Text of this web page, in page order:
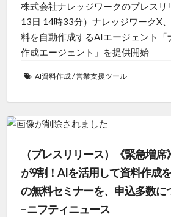
株式会社ナレッジワークのプレス
13日 14時33分）ナレッジワークX
料を自動作成するAIエージェント「
作成エージェント」を提供開始
AI資料作成/営業支援ツール
（プレスリリース）《緊急増
が9割！AIを活用して資料作成
の無料セミナーを、申込多数に
– ニフティニュース